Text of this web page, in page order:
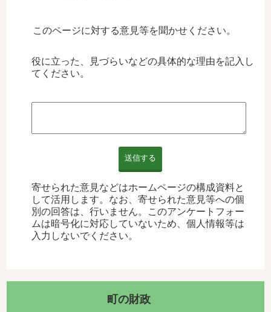
このページに対する意見等を聞かせください。
役に立った、見づらいなどの具体的な理由を記入し
てください。
送信する
寄せられた意見などはホームページの構成資料と
して活用します。なお、寄せられた意見等への個
別の回答は、行いません。このアンケートフォー
ムは暗号化に対応していないため、個人情報等は
入力しないでください。
町の財政